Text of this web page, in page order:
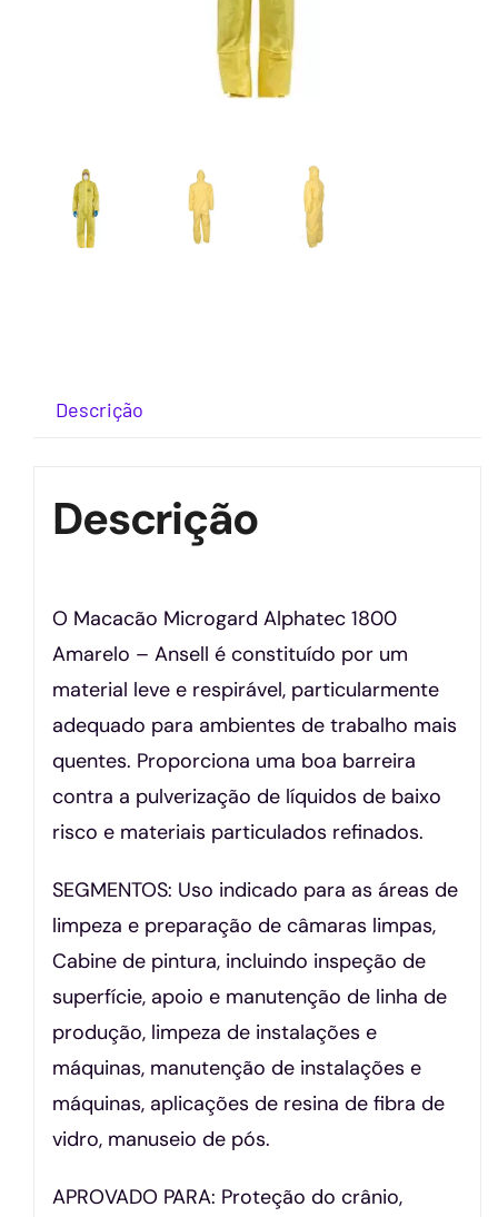
Descrição
Descrição
O Macacão Microgard Alphatec 1800
Amarelo – Ansell é constituído por um
material leve e respirável, particularmente
adequado para ambientes de trabalho mais
quentes. Proporciona uma boa barreira
contra a pulverização de líquidos de baixo
risco e materiais particulados refinados.
SEGMENTOS: Uso indicado para as áreas de
limpeza e preparação de câmaras limpas,
Cabine de pintura, incluindo inspeção de
superfície, apoio e manutenção de linha de
produção, limpeza de instalações e
máquinas, manutenção de instalações e
máquinas, aplicações de resina de fibra de
vidro, manuseio de pós.
APROVADO PARA: Proteção do crânio,